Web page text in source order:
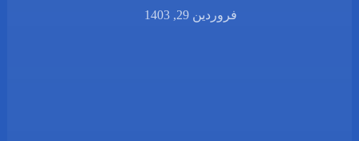
فروردین 29, 1403